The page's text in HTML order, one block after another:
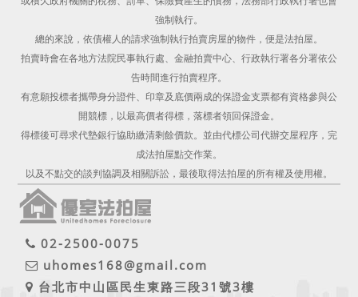
強制執行。
總的來說，依債權人的請求強制執行拍賣房屋的物件，便是法拍屋。
拍賣時會在各地方法院民事執行處、金融拍賣中心、行政執行署各分署依公
告時間進行拍賣程序。
有意願投標者攜帶身分證件、印章及底價兩成的保證金支票都有資格參與公
開競標，以最高價者得標，落標者領回保證金。
得標後可尋求代墊銀行協助繳清剩餘價款。並由代標公司代辦交屋程序，完
成法拍屋點交作業。
以及不點交的談判協調及相關訴訟，最後取得法拍屋的所有權及使用權。
02-2500-0075
uhomes168@gmail.com
台北市中山區民生東路三段31號3樓